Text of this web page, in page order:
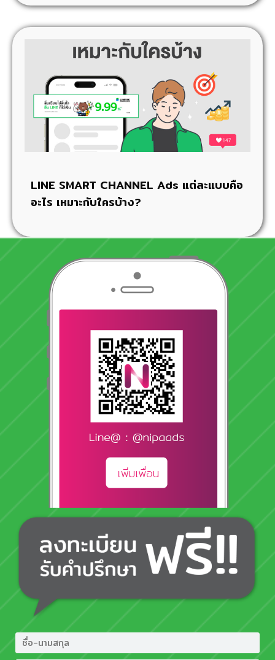
LINE SMART CHANNEL Ads แต่ละแบบคือ
อะไร เหมาะกับใครบ้าง?